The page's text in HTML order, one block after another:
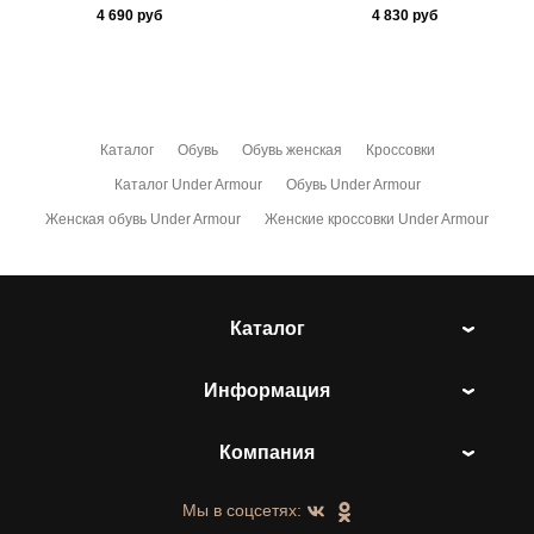
4 690руб
4 830 руб
Каталог Обувь Обувь женская Кроссовки
Каталог Under Armour Обувь Under Armour
Женская обувь Under Armour Женские кроссовки Under Armour
Каталог
Информация
Компания
Мы в соцсетях: